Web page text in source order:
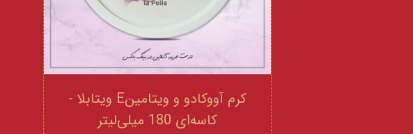
کرم آووکادو و ویتامینE ویتابلا -
کاسه‌ای 180 میلی‌لیتر